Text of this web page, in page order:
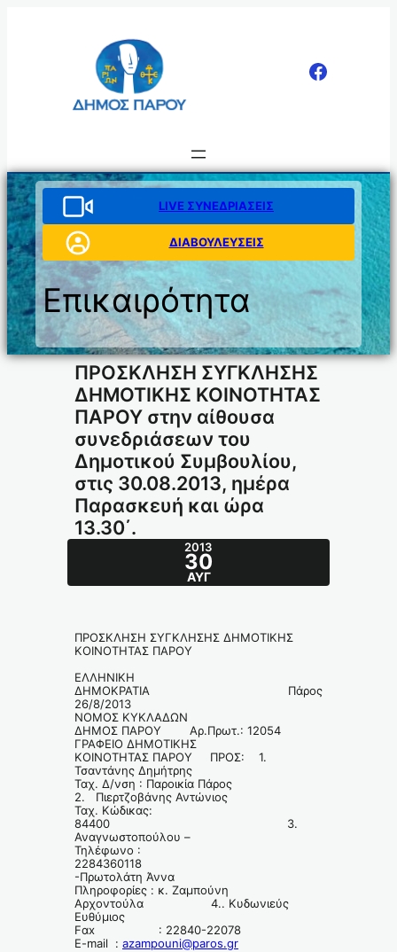
LIVE ΣΥΝΕΔΡΙΑΣΕΙΣ
ΔΙΑΒΟΥΛΕΥΣΕΙΣ
Επικαιρότητα
ΠΡΟΣΚΛΗΣΗ ΣΥΓΚΛΗΣΗΣ
ΔΗΜΟΤΙΚΗΣ ΚΟΙΝΟΤΗΤΑΣ
ΠΑΡΟΥ στην αίθουσα
συνεδριάσεων του
Δημοτικού Συμβουλίου,
στις 30.08.2013, ημέρα
Παρασκευή και ώρα
13.30΄.
2013
30
ΑΥΓ
ΠΡΟΣΚΛΗΣΗ ΣΥΓΚΛΗΣΗΣ ΔΗΜΟΤΙΚΗΣ
ΚΟΙΝΟΤΗΤΑΣ ΠΑΡΟΥ
ΕΛΛΗΝΙΚΗ
ΔΗΜΟΚΡΑΤΙΑ Πάρος
26/8/2013
ΝΟΜΟΣ ΚΥΚΛΑΔΩΝ
ΔΗΜΟΣ ΠΑΡΟΥ Αρ.Πρωτ.: 12054
ΓΡΑΦΕΙΟ ΔΗΜΟΤΙΚΗΣ
ΚΟΙΝΟΤΗΤΑΣ ΠΑΡΟΥ ΠΡΟΣ: 1.
Τσαντάνης Δημήτρης
Ταχ. Δ/νση : Παροικία Πάρος
2. Πιερτζοβάνης Αντώνιος
Ταχ. Κώδικας:
84400 3.
Αναγνωστοπούλου –
Τηλέφωνο :
2284360118
-Πρωτολάτη Άννα
Πληροφορίες : κ. Zαμπούνη
Αρχοντούλα 4.. Κυδωνιεύς
Ευθύμιος
Fαx : 22840-22078
E-mail : azampouni@paros.gr